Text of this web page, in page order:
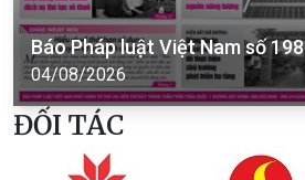
Báo Pháp luật Việt Nam số 198
04/08/2026
ĐỐI TÁC